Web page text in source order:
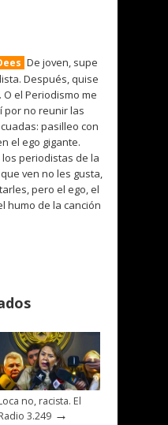
De joven, supe
Después, quise
O el Periodismo me
por no reunir las
pasilleo con
el ego gigante.
periodistas de la
ven no les gusta,
pero el ego, el
humo de la canción
no, racista. El
3.249 →